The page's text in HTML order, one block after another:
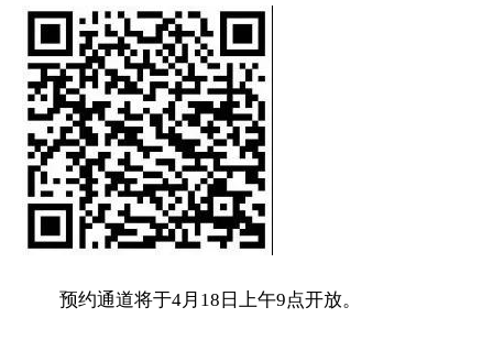
预约通道将于4月18日上午9点开放。